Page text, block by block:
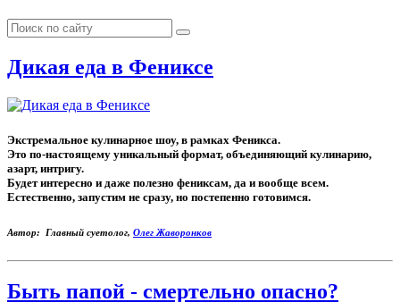
Дикая еда в Фениксе
Экстремальное кулинарное шоу, в рамках Феникса.
Это по-настоящему уникальный формат, объединяющий кулинарию,
азарт, интригу.
Будет интересно и даже полезно фениксам, да и вообще всем.
Естественно, запустим не сразу, но постепенно готовимся.
Автор: Главный суетолог, Олег Жаворонков
Быть папой - смертельно опасно?